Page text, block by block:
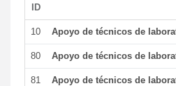
ID
10 Apoyo de técnicos de
80 Apoyo de técnicos de
81 Apoyo de técnicos de